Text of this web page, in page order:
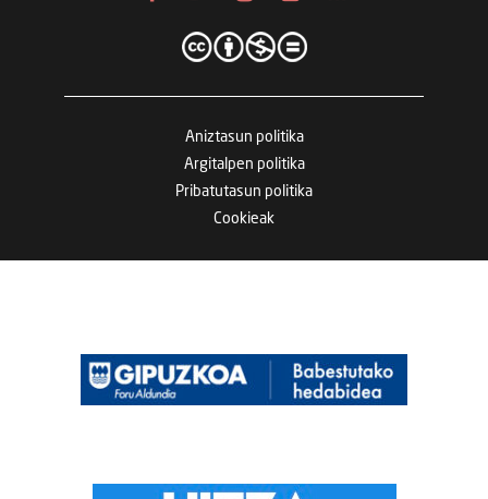
Aniztasun politika
Argitalpen politika
Pribatutasun politika
Cookieak